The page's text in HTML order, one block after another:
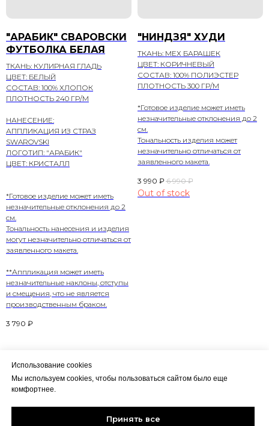
"АРАБИК" СВАРОВСКИ
ФУТБОЛКА БЕЛАЯ
ТКАНЬ: КУЛИРНАЯ ГЛАДЬ
ЦВЕТ: БЕЛЫЙ
СОСТАВ: 100% ХЛОПОК
ПЛОТНОСТЬ 240 ГР/М
НАНЕСЕНИЕ:
АППЛИКАЦИЯ ИЗ СТРАЗ
SWAROVSKI
ЛОГОТИП: "АРАБИК"
ЦВЕТ: КРИСТАЛЛ
*Готовое изделие может иметь
незначительные отклонения до 2
см.
Тональность нанесения и изделия
могут незначительно отличаться от
заявленного макета.
**Аппликация может иметь
незначительные наклоны, отступы
и смещения, что не является
производственным браком.
3 790 ₽
"НИНДЗЯ" ХУДИ
ТКАНЬ: МЕХ БАРАШЕК
ЦВЕТ: КОРИЧНЕВЫЙ
СОСТАВ: 100% ПОЛИЭСТЕР
ПЛОТНОСТЬ 300 ГР/М
*Готовое изделие может иметь
незначительные отклонения до 2
см.
Тональность изделия может
незначительно отличаться от
заявленного макета.
3 990 ₽ 6 990 ₽
Out of stock
HALIKY
Политика конфиденциальности
Использование cookies
Мы используем cookies, чтобы пользоваться сайтом было еще
комфортнее.
Принять все